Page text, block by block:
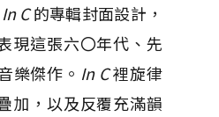
C的專輯封面設計，
現這張六〇年代、先
樂傑作。 In C裡旋律
加，以及反覆充滿韻